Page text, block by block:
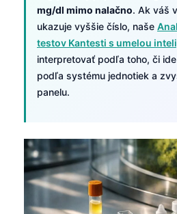
mg/dl mimo nalačno. Ak váš
ukazuje vyššie číslo, naše
testov Kantesti s umelou
interpretovať podľa toho, či
podľa systému jednotiek a
panelu.